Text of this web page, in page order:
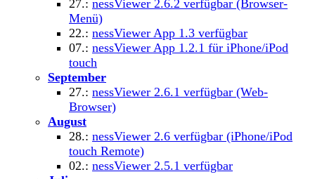
27.: nessViewer 2.6.2 verfügbar (Browser-
Menü)
22.: nessViewer App 1.3 verfügbar
07.: nessViewer App 1.2.1 für iPhone/iPod
touch
September
27.: nessViewer 2.6.1 verfügbar (Web-
Browser)
August
28.: nessViewer 2.6 verfügbar (iPhone/iPod
touch Remote)
02.: nessViewer 2.5.1 verfügbar